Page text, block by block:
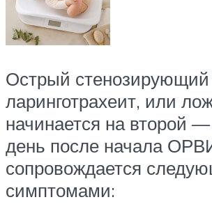
Острый стенозирующий
ларинготрахеит, или
начинается на второй —
день после начала
сопровождается
симптомами: